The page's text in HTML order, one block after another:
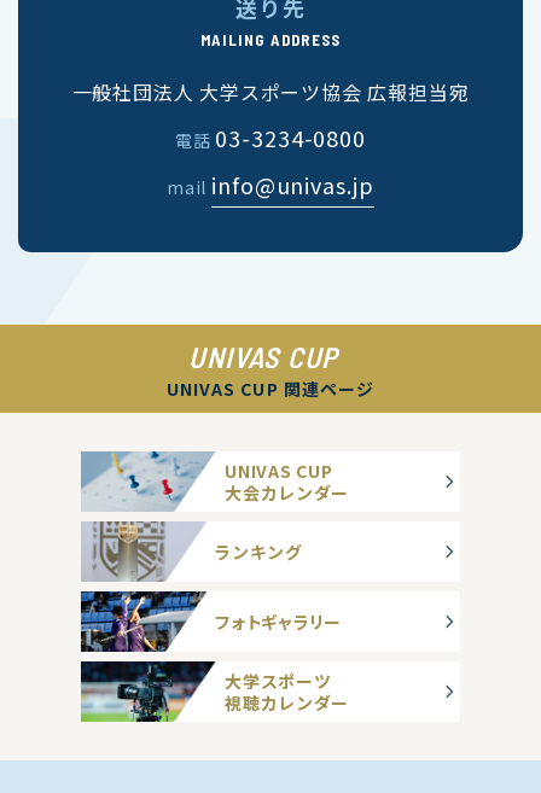
送り先
MAILING ADDRESS
一般社団法人 大学スポーツ協会 広報担当宛
電話 03-3234-0800
mail info@univas.jp
UNIVAS CUP
UNIVAS CUP 関連ページ
UNIVAS CUP
大会カレンダー
ランキング
フォトギャラリー
大学スポーツ
視聴カレンダー